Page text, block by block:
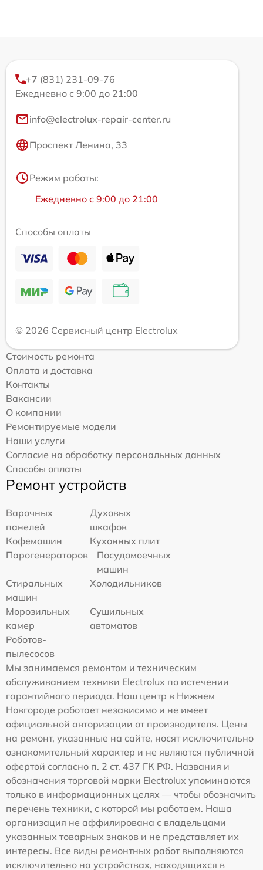
+7 (831) 231-09-76
Ежедневно с 9:00 до 21:00
info@electrolux-repair-center.ru
Проспект Ленина, 33
Режим работы:
Ежедневно с 9:00 до 21:00
Способы оплаты
© 2026 Сервисный центр Electrolux
Стоимость ремонта
Оплата и доставка
Контакты
Вакансии
О компании
Ремонтируемые модели
Наши услуги
Согласие на обработку персональных данных
Способы оплаты
Ремонт устройств
Варочных
панелей
Духовых
шкафов
Кофемашин
Кухонных плит
Парогенераторов
Посудомоечных
машин
Стиральных
машин
Холодильников
Морозильных
камер
Сушильных
автоматов
Роботов-
пылесосов
Мы занимаемся ремонтом и техническим
обслуживанием техники Electrolux по истечении
гарантийного периода. Наш центр в Нижнем
Новгороде работает независимо и не имеет
официальной авторизации от производителя. Цены
на ремонт, указанные на сайте, носят исключительно
ознакомительный характер и не являются публичной
офертой согласно п. 2 ст. 437 ГК РФ. Названия и
обозначения торговой марки Electrolux упоминаются
только в информационных целях — чтобы обозначить
перечень техники, с которой мы работаем. Наша
организация не аффилирована с владельцами
указанных товарных знаков и не представляет их
интересы. Все виды ремонтных работ выполняются
исключительно на устройствах, находящихся в